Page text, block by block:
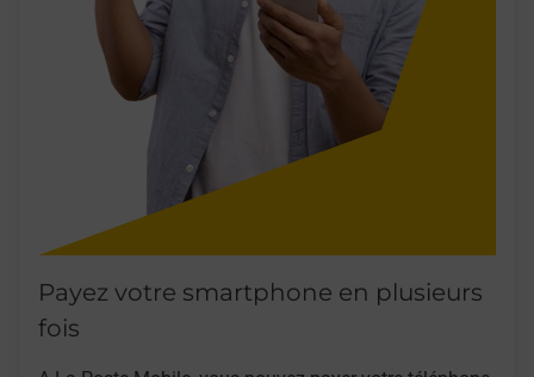
Payez votre smartphone en plusieurs
fois